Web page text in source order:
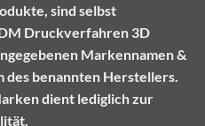
sind selbst
Druckverfahren 3D
Markennamen &
des benannten Herstellers.
dient lediglich zur